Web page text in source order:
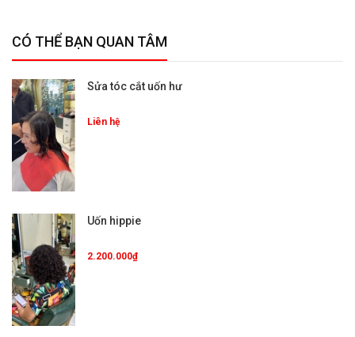
CÓ THỂ BẠN QUAN TÂM
Sửa tóc cắt uốn hư
Liên hệ
Uốn hippie
2.200.000₫